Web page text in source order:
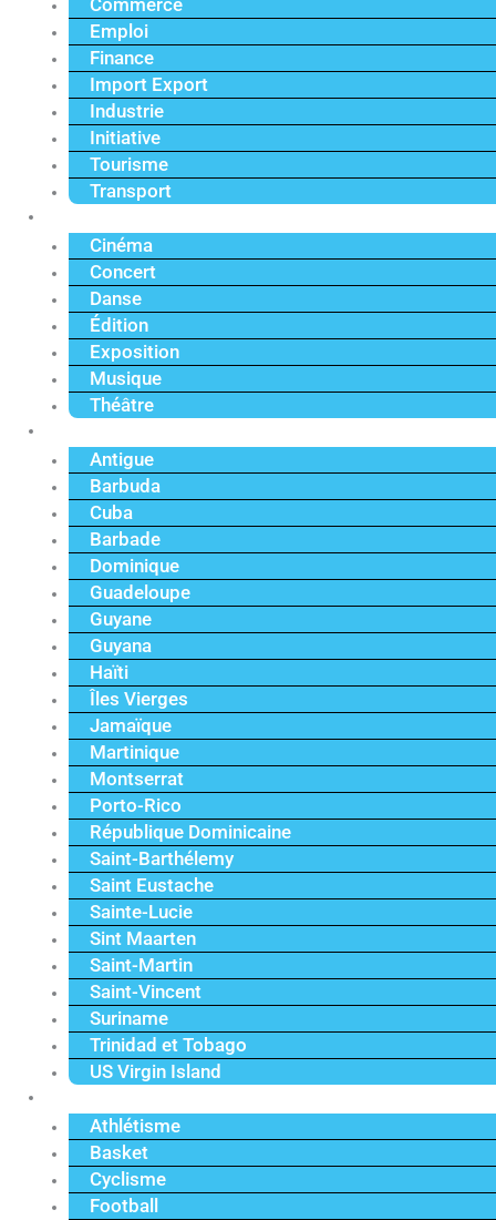
Commerce
Emploi
Finance
Import Export
Industrie
Initiative
Tourisme
Transport
Cinéma
Concert
Danse
Édition
Exposition
Musique
Théâtre
Antigue
Barbuda
Cuba
Barbade
Dominique
Guadeloupe
Guyane
Guyana
Haïti
Îles Vierges
Jamaïque
Martinique
Montserrat
Porto-Rico
République Dominicaine
Saint-Barthélemy
Saint Eustache
Sainte-Lucie
Sint Maarten
Saint-Martin
Saint-Vincent
Suriname
Trinidad et Tobago
US Virgin Island
Athlétisme
Basket
Cyclisme
Football